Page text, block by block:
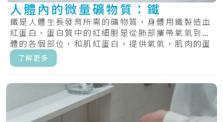
人體內的微量礦物質：鐵
鐵是人體生長發育所需的礦物質，身體用鐵製造血
紅蛋白，蛋白質中的紅細胞是從肺部攜帶氧氣到身
體的各個部位，和肌紅蛋白，提供氧氣，肌肉的蛋
白質.....
了解更多